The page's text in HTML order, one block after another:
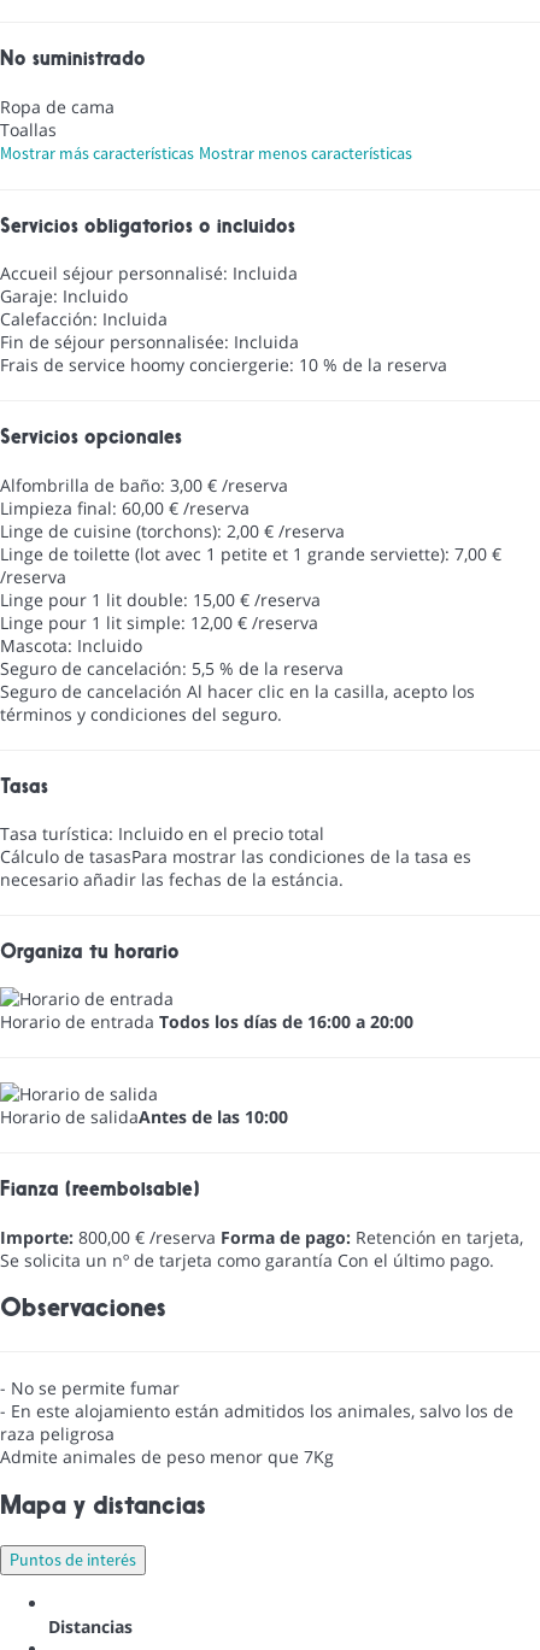
No suministrado
Ropa de cama
Toallas
Mostrar más características Mostrar menos características
Servicios obligatorios o incluidos
Accueil séjour personnalisé: Incluida
Garaje: Incluido
Calefacción: Incluida
Fin de séjour personnalisée: Incluida
Frais de service hoomy conciergerie: 10 % de la reserva
Servicios opcionales
Alfombrilla de baño: 3,00 € /reserva
Limpieza final: 60,00 € /reserva
Linge de cuisine (torchons): 2,00 € /reserva
Linge de toilette (lot avec 1 petite et 1 grande serviette): 7,00 €
/reserva
Linge pour 1 lit double: 15,00 € /reserva
Linge pour 1 lit simple: 12,00 € /reserva
Mascota: Incluido
Seguro de cancelación: 5,5 % de la reserva
Seguro de cancelación Al hacer clic en la casilla, acepto los
términos y condiciones del seguro.
Tasas
Tasa turística: Incluido en el precio total
Cálculo de tasasPara mostrar las condiciones de la tasa es
necesario añadir las fechas de la estáncia.
Organiza tu horario
Horario de entrada Todos los días de 16:00 a 20:00
Horario de salidaAntes de las 10:00
Fianza (reembolsable)
Importe: 800,00 € /reserva Forma de pago: Retención en tarjeta,
Se solicita un nº de tarjeta como garantía Con el último pago.
Observaciones
- No se permite fumar
- En este alojamiento están admitidos los animales, salvo los de
raza peligrosa
Admite animales de peso menor que 7Kg
Mapa y distancias
Puntos de interés
Distancias